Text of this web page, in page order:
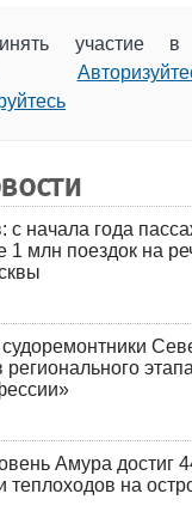
участие в
с начала года
1 млн поездок на
судоремонтники
Амура достиг
теплоходов на